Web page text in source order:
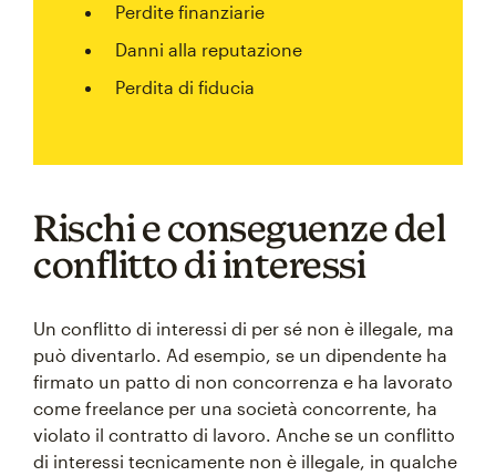
Perdite finanziarie
Danni alla reputazione
Perdita di fiducia
Rischi e conseguenze del
conflitto di interessi
Un conflitto di interessi di per sé non è illegale, ma
può diventarlo. Ad esempio, se un dipendente ha
firmato un patto di non concorrenza e ha lavorato
come freelance per una società concorrente, ha
violato il contratto di lavoro. Anche se un conflitto
di interessi tecnicamente non è illegale, in qualche